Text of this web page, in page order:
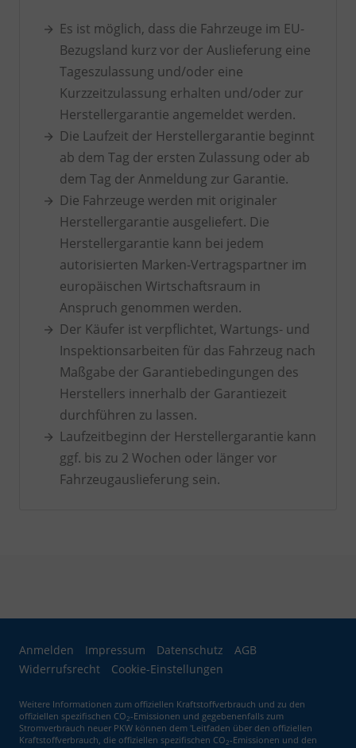
Es ist möglich, dass die Fahrzeuge im EU-
Bezugsland kurz vor der Auslieferung eine
Tageszulassung und/oder eine
Kurzzeitzulassung erhalten und/oder zur
Herstellergarantie angemeldet werden.
Die Laufzeit der Herstellergarantie beginnt
ab dem Tag der ersten Zulassung oder ab
dem Tag der Anmeldung zur Garantie.
Die Fahrzeuge werden mit originaler
Herstellergarantie ausgeliefert. Die
Herstellergarantie kann bei jedem
autorisierten Marken-Vertragspartner im
europäischen Wirtschaftsraum in
Anspruch genommen werden.
Der Käufer ist verpflichtet, Wartungs- und
Inspektionsarbeiten für das Fahrzeug nach
Maßgabe der Garantiebedingungen des
Herstellers innerhalb der Garantiezeit
durchführen zu lassen.
Laufzeitbeginn der Herstellergarantie kann
ggf. bis zu 2 Wochen oder länger vor
Fahrzeugauslieferung sein.
Anmelden Impressum Datenschutz
AGB
Widerrufsrecht
Cookie-Einstellungen
Weitere Informationen zum offiziellen Kraftstoffverbrauch und zu den
offiziellen spezifischen CO 2-Emissionen und gegebenenfalls zum
Stromverbrauch neuer PKW können dem 'Leitfaden über den offiziellen
Kraftstoffverbrauch, die offiziellen spezifischen CO 2-Emissionen und den